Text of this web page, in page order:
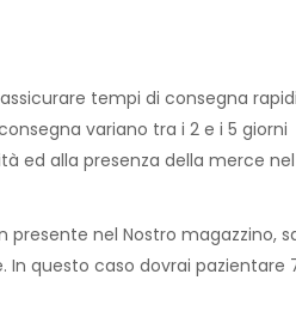
tempi di consegna
variano tra i 2 e i 5 giorni
ed alla presenza della merce
nel Nostro magazzino,
questo caso dovrai pazientare